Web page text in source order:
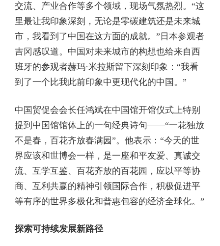
交流、产业合作等多个领域，现场气氛热烈。“这
里最让我印象深刻，无论是零碳建筑还是未来城
市，我看到了中国在这方面的成就。”日本参观者
吉冈感叹道。中国对未来城市的构想也给来自西
班牙的参观者赫玛·米拉斯留下深刻印象：“我看
到了一个比我此前印象中更现代化的中国。”
中国贸促会会长任鸿斌在中国馆开馆仪式上特别
提到中国馆馆体上的一句经典诗句——“一花独放
不是春，百花齐放春满园”。他表示：“今天的世
界应该和世博会一样，是一座和平友爱、真诚交
流、互学互鉴、百花齐放的百花园，应以平等协
商、互利共赢的精神引领国际合作，积极促进平
等有序的世界多极化和普惠包容的经济全球化。”
探索可持续发展新路径